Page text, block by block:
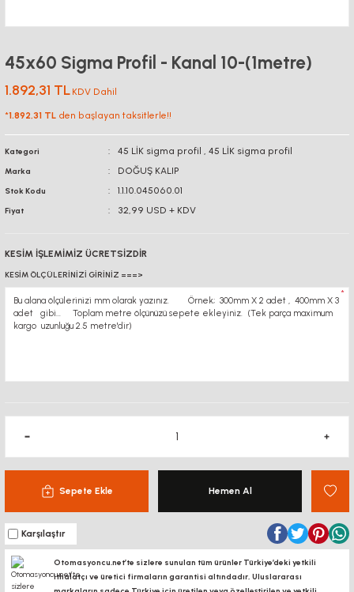
45x60 Sigma Profil - Kanal 10-(1metre)
1.892,31 TL KDV Dahil
*1.892,31 TL den başlayan taksitlerle!!
Kategori 45 LİK sigma profil , 45 LİK sigma profil
Marka DOĞUŞ KALIP
Stok Kodu 1.1.10.045060.01
Fiyat 32,99 USD + KDV
KESİM İŞLEMİMİZ ÜCRETSİZDİR
KESİM ÖLÇÜLERİNİZİ GİRİNİZ ===>
*
Sepete Ekle Hemen Al
Karşılaştır
Otomasyoncu.net’te sizlere sunulan tüm ürünler Türkiye’deki yetkili
ithalatçı ve üretici firmaların garantisi altındadır, Uluslararası